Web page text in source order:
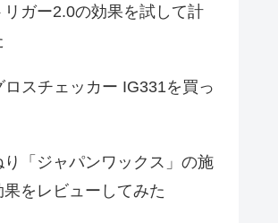
リガー2.0の効果を試して計
ロスチェッカー IG331を買っ
り「ジャパンワックス」の施
をレビューしてみた